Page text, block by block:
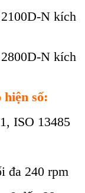
N kích
N kích
số:
ISO 13485
đa 240 rpm